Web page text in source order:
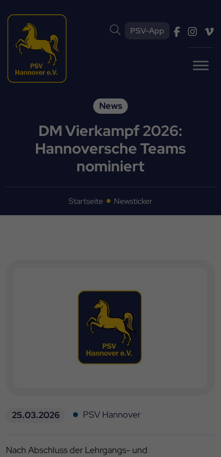
PSV-App
News
DM Vierkampf 2026:
Hannoversche Teams
nominiert
Startseite Newsticker
25.03.2026 PSV Hannover
Nach Abschluss der Lehrgangs- und